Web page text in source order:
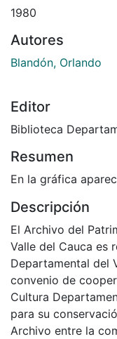
1980
Autores
Blandón, Orlando
Editor
Biblioteca
Resumen
En la gráfica
Descripción
El Archivo del
Valle del Cauca es
Departamental del
convenio de
Cultura
para su
Archivo entre la